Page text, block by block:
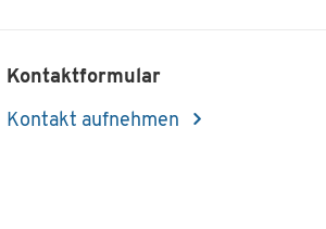
Kontaktformular
Kontakt aufnehmen